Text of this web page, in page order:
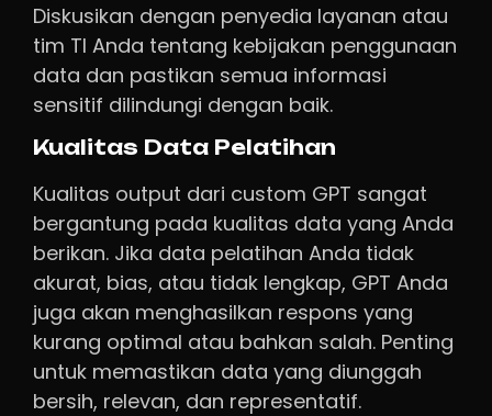
Diskusikan dengan penyedia layanan atau
tim TI Anda tentang kebijakan penggunaan
data dan pastikan semua informasi
sensitif dilindungi dengan baik.
Kualitas Data Pelatihan
Kualitas output dari custom GPT sangat
bergantung pada kualitas data yang Anda
berikan. Jika data pelatihan Anda tidak
akurat, bias, atau tidak lengkap, GPT Anda
juga akan menghasilkan respons yang
kurang optimal atau bahkan salah. Penting
untuk memastikan data yang diunggah
bersih, relevan, dan representatif.